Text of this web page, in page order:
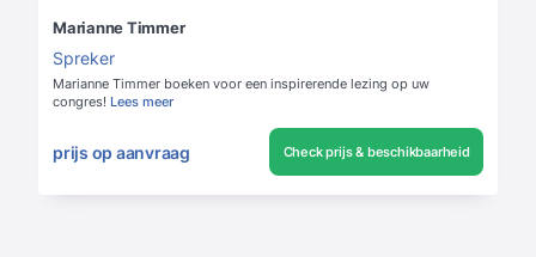
Marianne Timmer
Spreker
Marianne Timmer boeken voor een inspirerende lezing op uw
congres! Lees meer
prijs op aanvraag Check prijs & beschikbaarheid